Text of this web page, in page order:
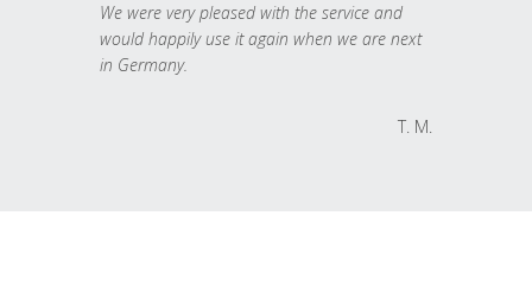
We were very pleased with the service and
would happily use it again when we are next
in Germany.
T. M.